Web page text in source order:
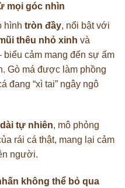
mọi góc nhìn
hình tròn đầy, nổi bật với
thêu nhỏ xinh và
biểu cảm mang đến sự ấm
Gò má được làm phồng
đang “xì tai” ngây ngô
tự nhiên, mô phỏng
rái cá thật, mang lại cảm
người.
không thể bỏ qua